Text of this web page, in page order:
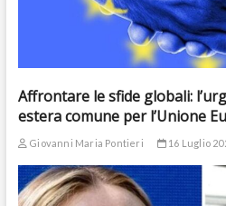
Affrontare le sfide globali:
estera comune per l’Unione
Giovanni Maria Pontieri 16 Luglio